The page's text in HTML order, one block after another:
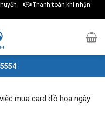
Thanh toán khi nhận
mua card đồ họa ngày